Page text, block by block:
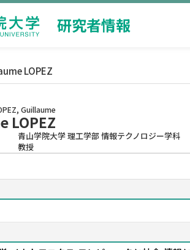
研究者情報
LOPEZ
Guillaume
LOPEZ
青山学院大学 理工学部 情報テクノロジー学科
教授